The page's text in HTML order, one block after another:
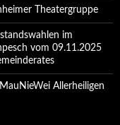
Theatergruppe
im
vom 09.11.2025
Allerheiligen